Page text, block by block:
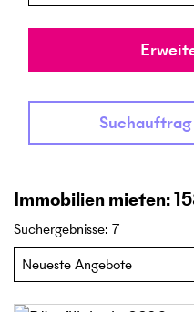
Umkreis
Immobilien mieten:
Suchergebnisse: 7